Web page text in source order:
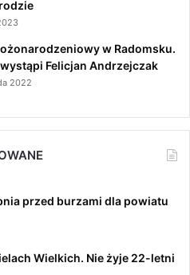
w Radomsku.
Felicjan Andrzejczak
2022
przed burzami dla powiatu
Wielkich. Nie żyje 22-letni